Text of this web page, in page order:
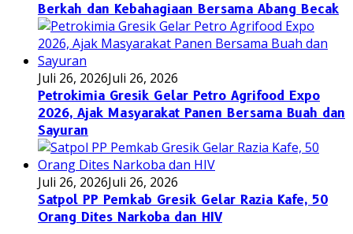
Berkah dan Kebahagiaan Bersama Abang Becak
Juli 26, 2026Juli 26, 2026
Petrokimia Gresik Gelar Petro Agrifood Expo
2026, Ajak Masyarakat Panen Bersama Buah dan
Sayuran
Juli 26, 2026Juli 26, 2026
Satpol PP Pemkab Gresik Gelar Razia Kafe, 50
Orang Dites Narkoba dan HIV